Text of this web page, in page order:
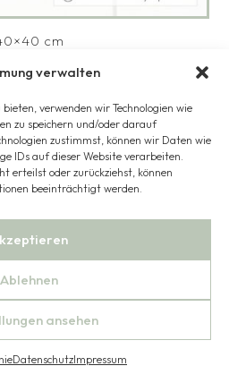
verwalten
verwenden wir Technologien wie
zu speichern und/oder darauf
zustimmst, können wir Daten wie
IDs auf dieser Website verarbeiten.
erteilst oder zurückziehst, können
beeinträchtigt werden.
Ablehnen
ansehen
DatenschutzImpressum
cm